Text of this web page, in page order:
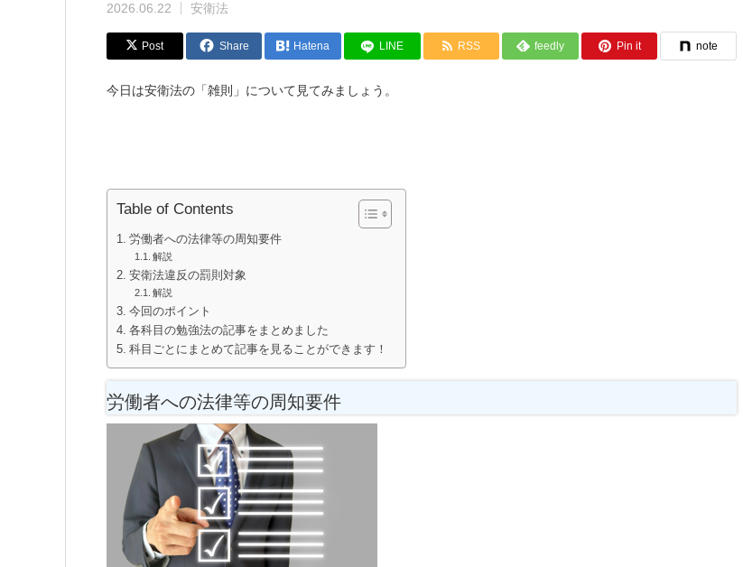
2026.06.22 安衛法
Post Share Hatena LINE RSS feedly Pin it note
今日は安衛法の「雑則」について見てみましょう。
Table of Contents
労働者への法律等の周知要件
解説
安衛法違反の罰則対象
解説
今回のポイント
各科目の勉強法の記事をまとめました
科目ごとにまとめて記事を見ることができます！
労働者への法律等の周知要件